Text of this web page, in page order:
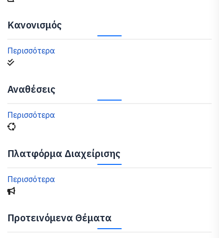
Κανονισμός
Περισσότερα
Αναθέσεις
Περισσότερα
Πλατφόρμα Διαχείρισης
Περισσότερα
Προτεινόμενα Θέματα